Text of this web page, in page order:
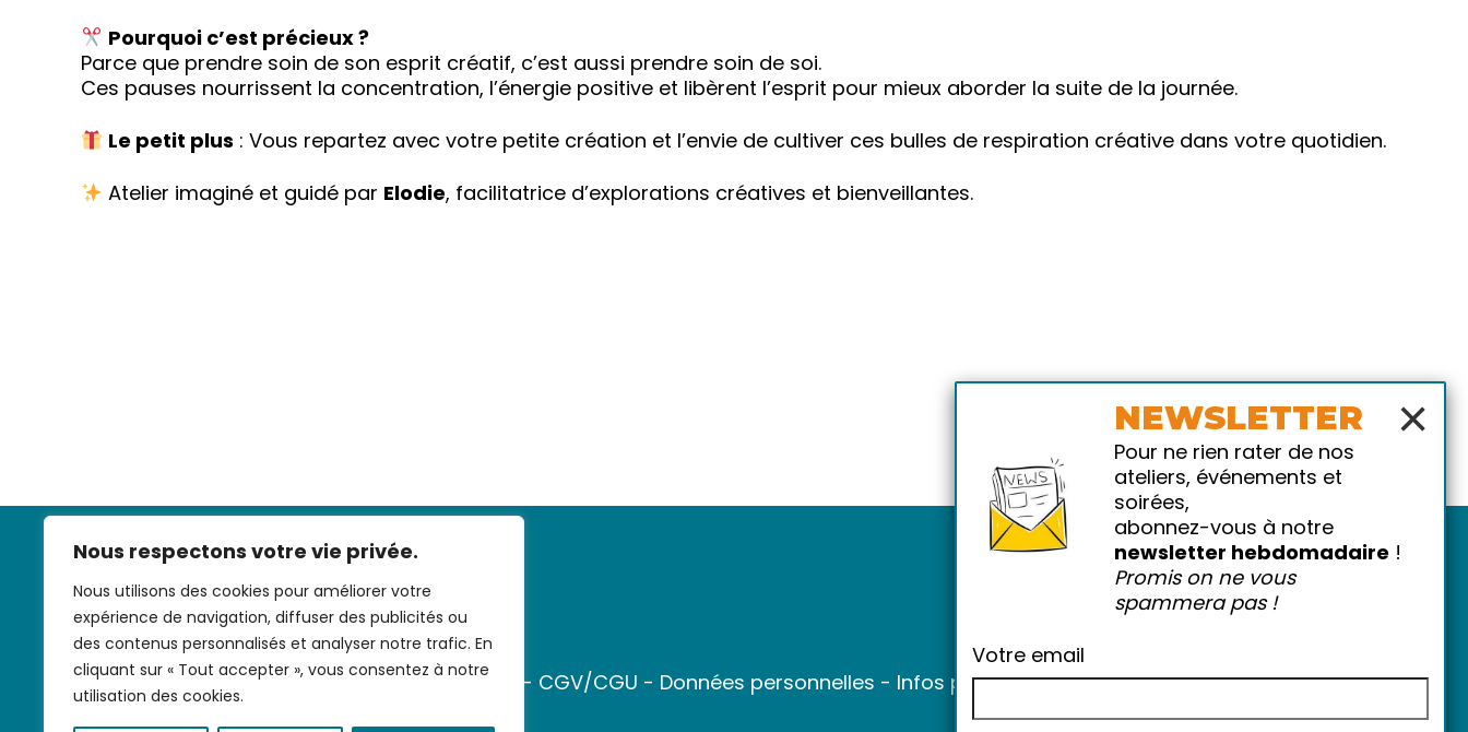
Nous respectons votre vie privée.
Nous utilisons des cookies pour améliorer votre
expérience de navigation, diffuser des publicités ou
des contenus personnalisés et analyser notre trafic. En
cliquant sur « Tout accepter », vous consentez à notre
utilisation des cookies.
Pourquoi c’est précieux ?
Parce que prendre soin de son esprit créatif, c’est aussi prendre soin de soi.
Ces pauses nourrissent la concentration, l’énergie positive et libèrent l’esprit pour mieux aborder la suite de la journée.
Le petit plus : Vous repartez avec votre petite création et l’envie de cultiver ces bulles de respiration créative dans votre quotidien.
Atelier imaginé et guidé par Elodie, facilitatrice d’explorations créatives et bienveillantes.
Nous contacter - CGV/CGU - Données personnelles - Infos pratiques-FAQ
×
NEWSLETTER
Pour ne rien rater de nos
ateliers, événements et
soirées,
abonnez-vous à notre
newsletter hebdomadaire !
Promis on ne vous
spammera pas !
Votre email